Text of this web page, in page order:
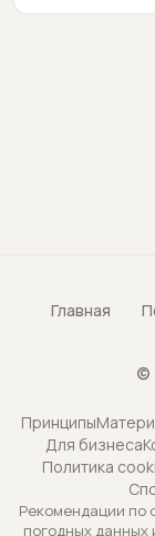
Главная
©
Принципы
Для бизнеса
Политика
Рекомендации по
погодных данных